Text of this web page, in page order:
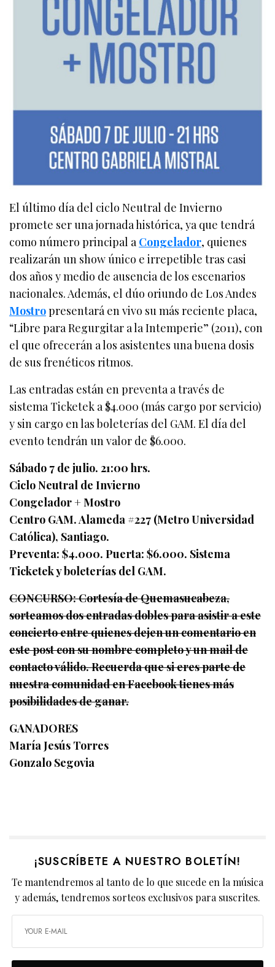
El último día del ciclo Neutral de Invierno
promete ser una jornada histórica, ya que tendrá
como número principal aCongelador, quienes
realizarán un show único e irrepetible tras casi
dos años y medio de ausencia de los escenarios
nacionales. Además, el dúo oriundo de Los Andes
Mostropresentará en vivo su más reciente placa,
“Libre para Regurgitar a la Intemperie” (2011), con
el que ofrecerán a los asistentes una buena dosis
de sus frenéticos ritmos.
Las entradas están en preventa a través de
sistema Ticketek a $4.000 (más cargo por servicio)
y sin cargo en las boleterías del GAM. El día del
evento tendrán un valor de $6.000.
Sábado 7 de julio. 21:00 hrs.
Ciclo Neutral de Invierno
Congelador + Mostro
Centro GAM. Alameda #227 (Metro Universidad
Católica), Santiago.
Preventa: $4.000. Puerta: $6.000. Sistema
Ticketek y boleterías del GAM.
CONCURSO: Cortesía de Quemasucabeza,
sorteamos dos entradas dobles para asistir a este
concierto entre quienes dejen un comentario en
este post con su nombre completo y un mail de
contacto válido. Recuerda que si eres parte de
nuestra comunidad en Facebook tienes más
posibilidades de ganar.
GANADORES
María Jesús Torres
Gonzalo Segovia
¡SUSCRÍBETE A NUESTRO BOLETÍN!
Te mantendremos al tanto de lo que sucede en la música
y además, tendremos sorteos exclusivos para suscrites.